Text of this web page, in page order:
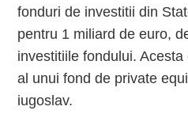
fonduri de investitii din
pentru 1 miliard de euro,
investitiile fondului.
al unui fond de private
iugoslav.